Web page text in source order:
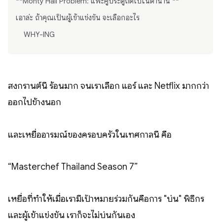
เอาล่ะ ถ้าคุณเป็นผู้เข้าแข่งขัน จะเลือกอะไร
WHY-ING
สงกรานต์นี้ ร้อนมาก จนเราเลือก แอร์ และ Netflix มากกว่า
ออกไปข้างนอก
และเหยื่ออารมณ์ของครอบครัวในเทศกาลนี้ คือ
“Masterchef Thailand Season 7”
เหยื่อที่ทำให้เมื่อเรามีเป้าหมายร่วมกันคือการ "บ่น" พิธีกร
และผู้เข้าแข่งขัน เราก็จะไม่บ่นกันเอง